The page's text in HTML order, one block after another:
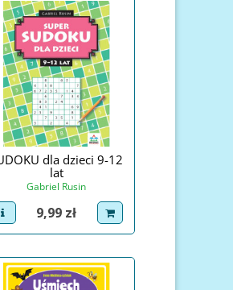
dla dzieci 9-12
lat
Gabriel Rusin
view product
Cena
9,99 zł dodaj do koszyka